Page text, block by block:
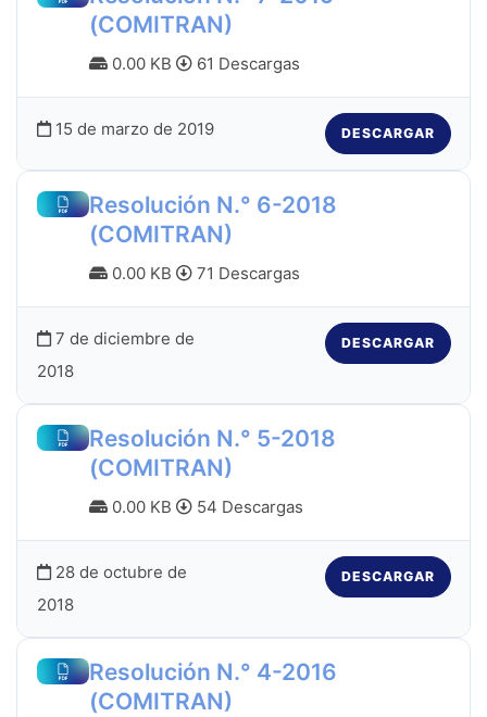
(COMITRAN)
0.00 KB 61 Descargas
15 de marzo de 2019 DESCARGAR
Resolución N.° 6-2018
(COMITRAN)
0.00 KB 71 Descargas
7 de diciembre de
2018
DESCARGAR
Resolución N.° 5-2018
(COMITRAN)
0.00 KB 54 Descargas
28 de octubre de
2018
DESCARGAR
Resolución N.° 4-2016
(COMITRAN)